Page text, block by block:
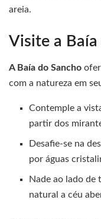
areia.
Visite a Baía
A Baía do Sancho
com a natureza em
Contemple a
partir dos
Desafie-se na
por águas
Nade ao lado de
natural a céu